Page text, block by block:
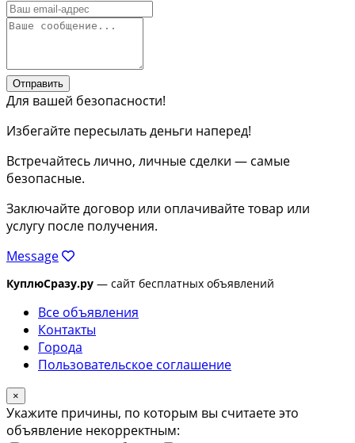
Отправить
Для вашей безопасности!
Избегайте пересылать деньги наперед!
Встречайтесь лично, личные сделки — самые
безопасные.
Заключайте договор или оплачивайте товар или
услугу после получения.
Message
КуплюСразу.ру — сайт бесплатных объявлений
Все объявления
Контакты
Города
Пользовательское соглашение
×
Укажите причины, по которым вы считаете это
объявление некорректным: